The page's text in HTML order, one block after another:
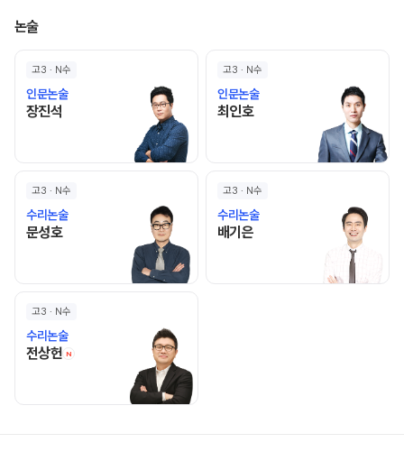
논술
고3 · N수
인문논술
장진석 장진석 선생님 홈 바로가기
고3 · N수
인문논술
최인호최인호 선생님 홈 바로가기
고3 · N수
수리논술
문성호문성호 선생님 홈 바로가기
고3 · N수
수리논술
배기은배기은 선생님 홈 바로가기
고3 · N수
수리논술
전상헌 N 전상헌 선생님 홈 바로가기